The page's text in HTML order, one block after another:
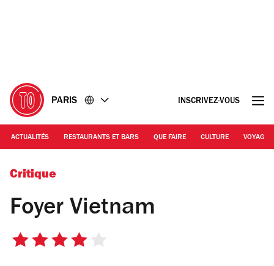
PARIS INSCRIVEZ-VOUS
ACTUALITÉS RESTAURANTS ET BARS QUE FAIRE CULTURE VOYAGE
Foyer Vietnam
Critique
Foyer Vietnam
4